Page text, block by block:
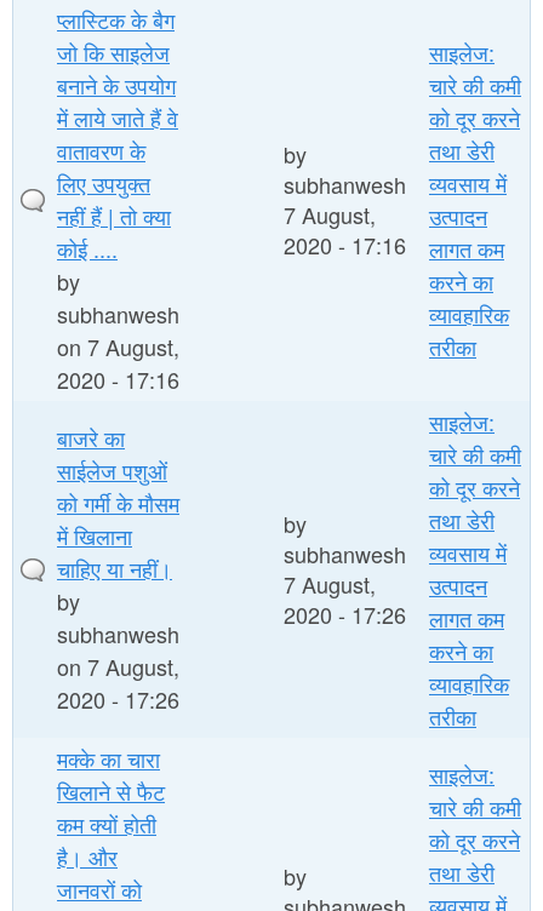
प्लास्टिक के बैग
जो कि साइलेज
बनाने के उपयोग
में लाये जाते हैं वे
वातावरण के
लिए उपयुक्त
नहीं हैं | तो क्या
कोई ....
by
subhanwesh
on 7 August,
2020 - 17:16
by
subhanwesh
7 August,
2020 - 17:16
साइलेज:
चारे की कमी
को दूर करने
तथा डेरी
व्यवसाय में
उत्पादन
लागत कम
करने का
व्यावहारिक
तरीका
बाजरे का
साईलेज पशुओं
को गर्मी के मौसम
में खिलाना
चाहिए या नहीं।
by
subhanwesh
on 7 August,
2020 - 17:26
by
subhanwesh
7 August,
2020 - 17:26
साइलेज:
चारे की कमी
को दूर करने
तथा डेरी
व्यवसाय में
उत्पादन
लागत कम
करने का
व्यावहारिक
तरीका
मक्के का चारा
खिलाने से फैट
कम क्यों होती
है। और
जानवरों को
by
साइलेज:
चारे की कमी
को दूर करने
तथा डेरी
व्यवसाय में